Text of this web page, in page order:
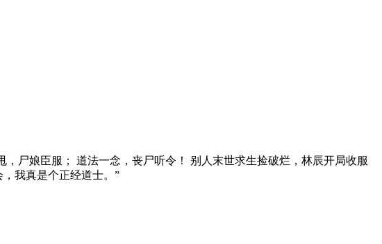
尸娘臣服； 道法一念，丧尸听令！ 别人末世求生捡破烂，林辰开局收服
我真是个正经道士。”